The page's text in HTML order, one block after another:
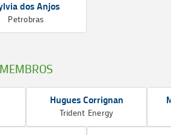
dos Anjos
Petrobras
MEMBROS
Hugues Corrignan
Trident Energy